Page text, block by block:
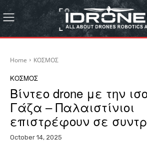
Home ΚΟΣΜΟΣ
ΚΟΣΜΟΣ
Βίντεο drone με την
Γάζα – Παλαιστίνιοι
επιστρέφουν σε
October 14, 2025